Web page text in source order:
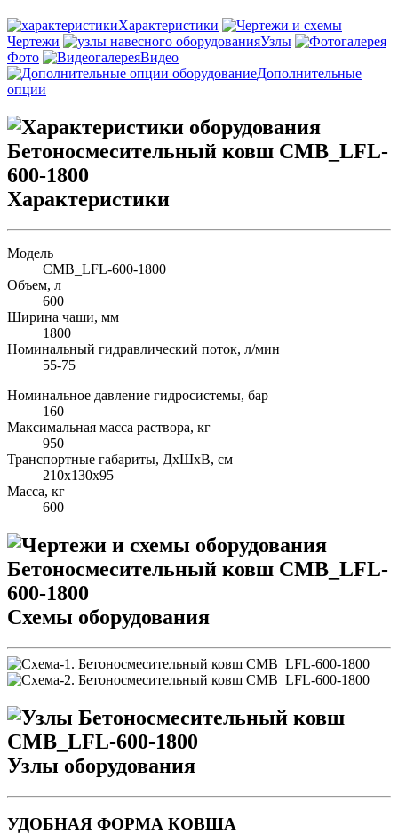
Характеристики
Чертежи
Узлы
Фото
Видео
Дополнительные
опции
Характеристики
Модель
CMB_LFL-600-1800
Объем, л
600
Ширина чаши, мм
1800
Номинальный гидравлический поток, л/мин
55-75
Номинальное давление гидросистемы, бар
160
Максимальная масса раствора, кг
950
Транспортные габариты, ДхШхВ, см
210х130х95
Масса, кг
600
Схемы оборудования
Узлы оборудования
УДОБНАЯ ФОРМА КОВША